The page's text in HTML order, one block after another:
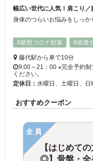
幅広い世代に人気！肩こり／
#新型コロナ対策
#産後
藤代駅から車で10分
9:00～21：00 ※完全予約
ください。
定休日： 水曜日、土曜日、日
おすすめクーポン
全員
【はじめて
◎】骨盤・全